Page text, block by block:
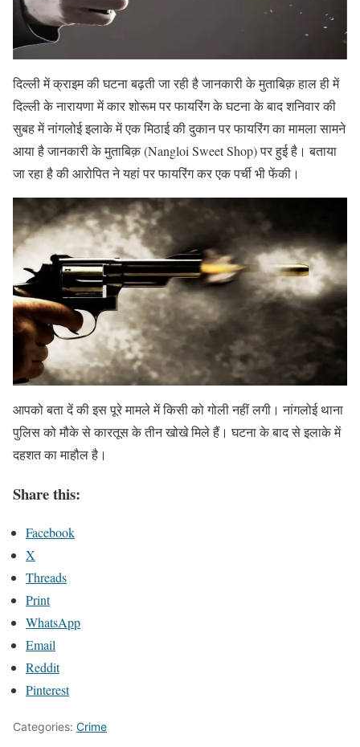
दिल्ली में क्राइम की घटना बढ़ती जा रही है जानकारी के मुताबिक़ हाल ही में
दिल्ली के नारायणा में कार शोरूम पर फायरिंग के घटना के बाद शनिवार की
सुबह में नांगलोई इलाके में एक मिठाई की दुकान पर फायरिंग का मामला सामने
आया है जानकारी के मुताबिक़ (Nangloi Sweet Shop) पर हुई है। बताया
जा रहा है की आरोपित ने यहां पर फायरिंग कर एक पर्ची भी फेंकी।
आपको बता दें की इस पूरे मामले में किसी को गोली नहीं लगी। नांगलोई थाना
पुलिस को मौके से कारतूस के तीन खोखे मिले हैं। घटना के बाद से इलाके में
दहशत का माहौल है।
Share this:
Facebook
X
Threads
Print
WhatsApp
Email
Reddit
Pinterest
Categories: Crime